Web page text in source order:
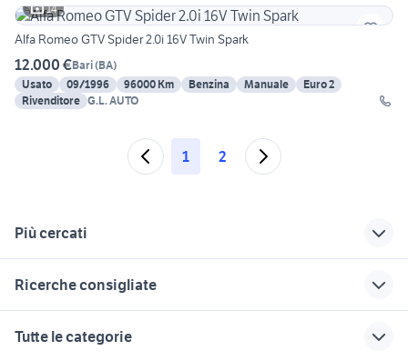
14
Alfa Romeo GTV Spider 2.0i 16V Twin Spark
12.000 €Bari(BA)
Usato
09/1996 96000 Km Benzina Manuale
Euro 2
Rivenditore G.L. AUTO
1 2
Più cercati
auto seat altea
Ricerche consigliate
kia lecce
Tutte le categorie